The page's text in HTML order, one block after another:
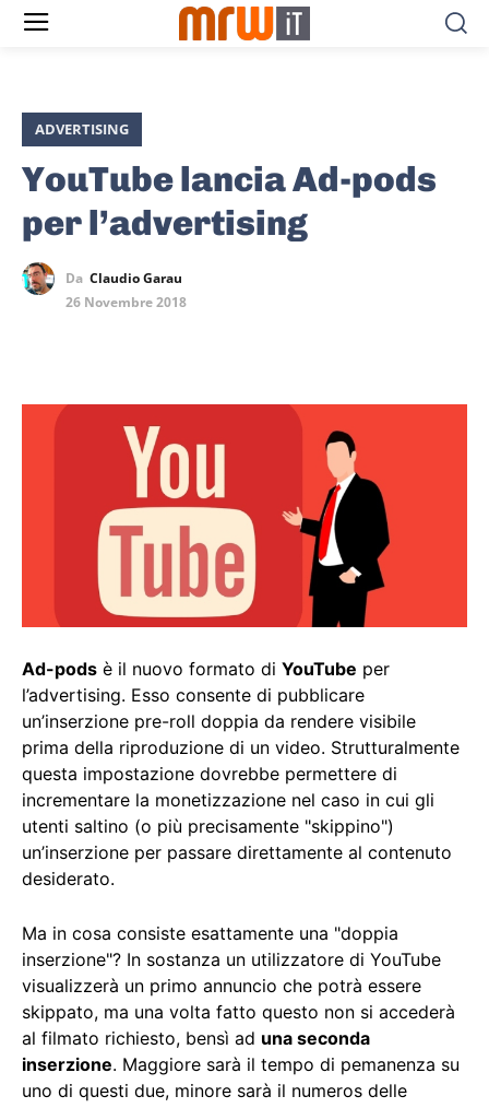
ADVERTISING
YouTube lancia Ad-pods
per l’advertising
Da Claudio Garau
26 Novembre 2018
Ad-pods è il nuovo formato di YouTube per
l’advertising. Esso consente di pubblicare
un’inserzione pre-roll doppia da rendere visibile
prima della riproduzione di un video. Strutturalmente
questa impostazione dovrebbe permettere di
incrementare la monetizzazione nel caso in cui gli
utenti saltino (o più precisamente "skippino")
un’inserzione per passare direttamente al contenuto
desiderato.
Ma in cosa consiste esattamente una "doppia
inserzione"? In sostanza un utilizzatore di YouTube
visualizzerà un primo annuncio che potrà essere
skippato, ma una volta fatto questo non si accederà
al filmato richiesto, bensì ad una seconda
inserzione. Maggiore sarà il tempo di pemanenza su
uno di questi due, minore sarà il numeros delle